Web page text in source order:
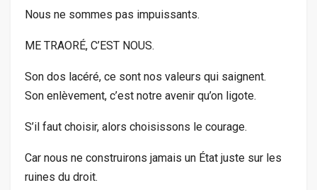
Nous ne sommes pas impuissants.
ME TRAORÉ, C’EST NOUS.
Son dos lacéré, ce sont nos valeurs qui saignent.
Son enlèvement, c’est notre avenir qu’on ligote.
S’il faut choisir, alors choisissons le courage.
Car nous ne construirons jamais un État juste sur les
ruines du droit.